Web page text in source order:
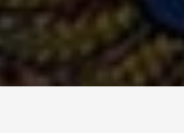
Srimulyo, Kapanewon Piyungan, Kab. Bantul,
55792